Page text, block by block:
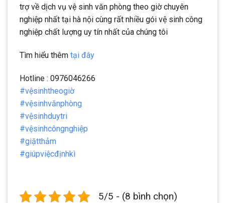
trợ về dịch vụ vệ sinh văn phòng theo giờ chuyên
nghiệp nhất tại hà nội cùng rất nhiều gói vệ sinh công
nghiệp chất lượng uy tín nhất của chúng tôi
Tìm hiểu thêm tại đây
Hotline : 0976046266
#vệsinhtheogiờ
#vệsinhvănphòng
#vệsinhduytri
#vệsinhcôngnghiệp
#giặtthảm
#giúpviệcđịnhkì
5/5 - (8 bình chọn)